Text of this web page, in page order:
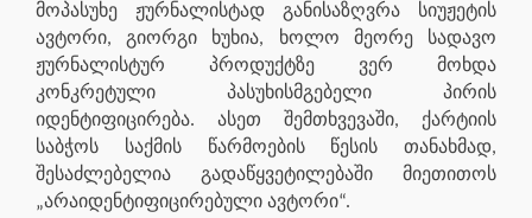
მოპასუხე ჟურნალისტად განისაზღვრა სიუჟეტის
ავტორი, გიორგი ხუხია, ხოლო მეორე სადავო
ჟურნალისტურ პროდუქტზე ვერ მოხდა
კონკრეტული პასუხისმგებელი პირის
იდენტიფიცირება. ასეთ შემთხვევაში, ქარტიის
საბჭოს საქმის წარმოების წესის თანახმად,
შესაძლებელია გადაწყვეტილებაში მიეთითოს
„არაიდენტიფიცირებული ავტორი“.